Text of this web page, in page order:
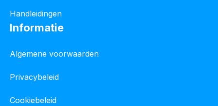
Handleidingen
Informatie
Algemene voorwaarden
Privacybeleid
Cookiebeleid